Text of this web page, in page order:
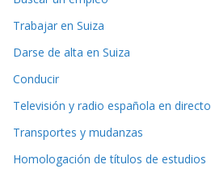
Trabajar en Suiza
Darse de alta en Suiza
Conducir
Televisión y radio española en directo
Transportes y mudanzas
Homologación de títulos de estudios